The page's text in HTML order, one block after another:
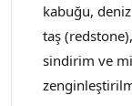
kabuğu,
taş
sindirim ve